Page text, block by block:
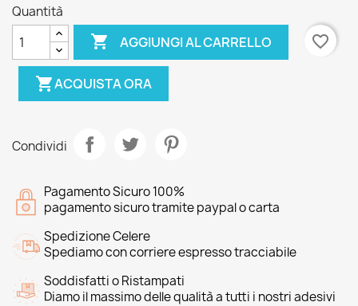
Quantità
 AGGIUNGI AL CARRELLO favorite_border
shopping_cartACQUISTA ORA
Condividi
Pagamento Sicuro 100%
pagamento sicuro tramite paypal o carta
Spedizione Celere
Spediamo con corriere espresso tracciabile
Soddisfatti o Ristampati
Diamo il massimo delle qualità a tutti i nostri adesivi